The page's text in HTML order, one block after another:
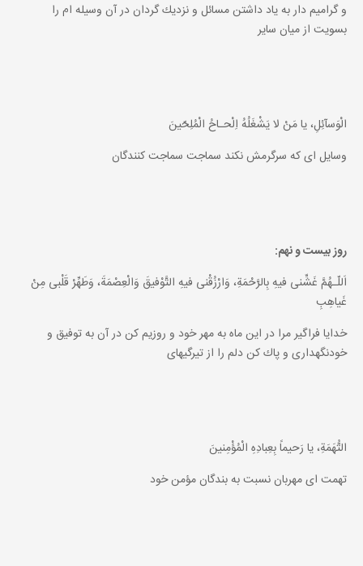
و گراميم دار به ياد داشتن مسائل و نزديك گردان در آن وسيله ام را
بسويت از ميان ساير
الْوَسآئِلِ، يا مَنْ لا يَشْغَلُهُ اِلْحـاحُ الْمُلِحّينَ
وسايل اى كه سرگرمش نكند سماجت سماجت كنندگان
روز بيست و نهم:
اَللّـهُمَّ غَشِّنى فيهِ بِالرَّحْمَةِ، وَارْزُقْنى فيهِ التَّوْفيقَ وَالْعِصْمَةَ، وَطَهِّرْ قَلْبى مِنْ
غَياهِبِ
خدايا فراگير مرا در اين ماه به مهر خود و روزيم كن در آن به توفيق و
خودنگهدارى و پاك كن دلم را از تيرگيهاى
التُّهَمَةِ، يا رَحيماً بِعِبادِهِ الْمُؤْمِنينَ
تهمت اى مهربان نسبت به بندگان مؤمن خود